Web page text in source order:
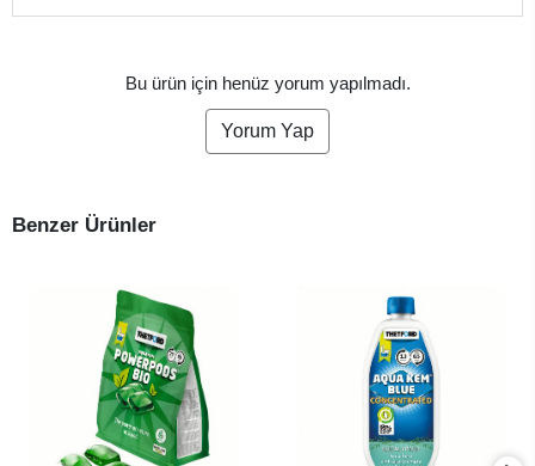
Bu ürün için henüz yorum yapılmadı.
Yorum Yap
Benzer Ürünler